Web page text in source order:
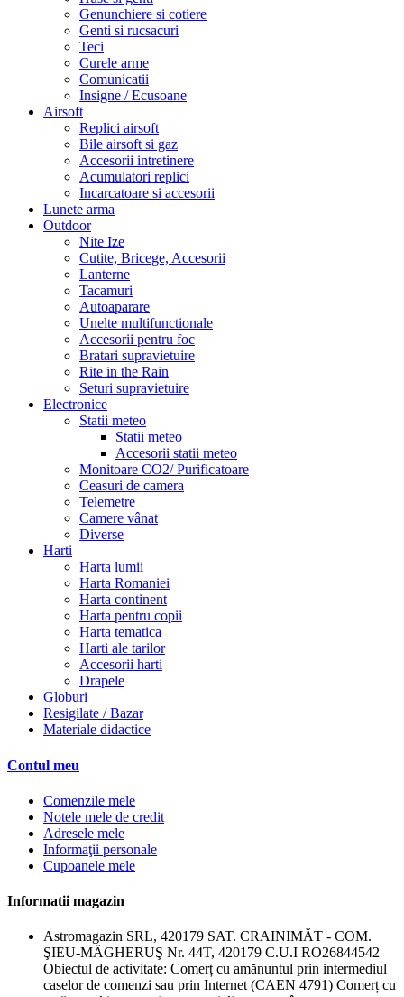
Genunchiere si cotiere
Genti si rucsacuri
Teci
Curele arme
Comunicatii
Insigne / Ecusoane
Airsoft
Replici airsoft
Bile airsoft si gaz
Accesorii intretinere
Acumulatori replici
Incarcatoare si accesorii
Lunete arma
Outdoor
Nite Ize
Cutite, Bricege, Accesorii
Lanterne
Tacamuri
Autoaparare
Unelte multifunctionale
Accesorii pentru foc
Bratari supravietuire
Rite in the Rain
Seturi supravietuire
Electronice
Statii meteo
Statii meteo
Accesorii statii meteo
Monitoare CO2/ Purificatoare
Ceasuri de camera
Telemetre
Camere vânat
Diverse
Harti
Harta lumii
Harta Romaniei
Harta continent
Harta pentru copii
Harta tematica
Harti ale tarilor
Accesorii harti
Drapele
Globuri
Resigilate / Bazar
Materiale didactice
Contul meu
Comenzile mele
Notele mele de credit
Adresele mele
Informaţii personale
Cupoanele mele
Informatii magazin
Astromagazin SRL, 420179 SAT. CRAINIMĂT - COM.
ŞIEU-MĂGHERUŞ Nr. 44T, 420179 C.U.I RO26844542
Obiectul de activitate: Comerț cu amănuntul prin intermediul
caselor de comenzi sau prin Internet (CAEN 4791) Comerț cu